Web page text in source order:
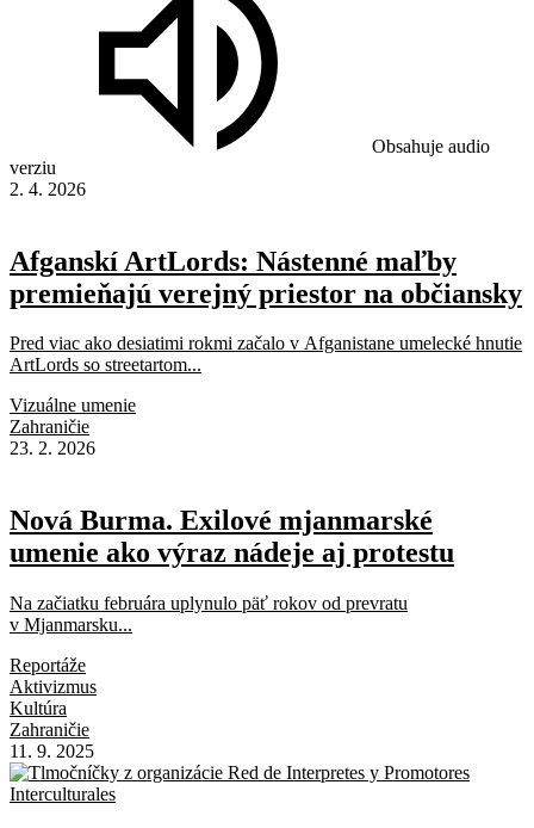
Obsahuje audio
verziu
2. 4. 2026
Afganskí ArtLords: Nástenné maľby
premieňajú verejný priestor na občiansky
Pred viac ako desiatimi rokmi začalo v Afganistane umelecké hnutie
ArtLords so streetartom...
Vizuálne umenie
Zahraničie
23. 2. 2026
Nová Burma. Exilové mjanmarské
umenie ako výraz nádeje aj protestu
Na začiatku februára uplynulo päť rokov od prevratu
v Mjanmarsku...
Reportáže
Aktivizmus
Kultúra
Zahraničie
11. 9. 2025